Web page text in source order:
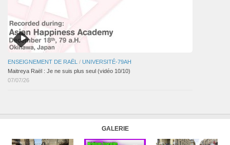
ENSEIGNEMENT DE RAËL / UNIVERSITÉ-79AH
Maitreya Raël : Je ne suis plus seul (vidéo 10/10)
07/07/26
GALERIE